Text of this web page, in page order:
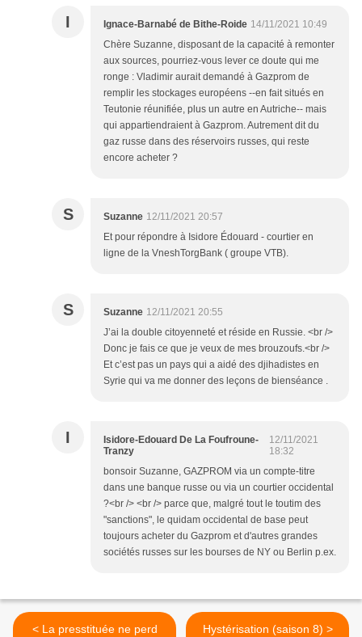
I Ignace-Barnabé de Bithe-Roide 14/11/2021 10:49
Chère Suzanne, disposant de la capacité à remonter
aux sources, pourriez-vous lever ce doute qui me
ronge : Vladimir aurait demandé à Gazprom de
remplir les stockages européens --en fait situés en
Teutonie réunifiée, plus un autre en Autriche-- mais
qui appartiendraient à Gazprom. Autrement dit du
gaz russe dans des réservoirs russes, qui reste
encore acheter ?
S Suzanne 12/11/2021 20:57
Et pour répondre à Isidore Édouard - courtier en
ligne de la VneshTorgBank ( groupe VTB).
S Suzanne 12/11/2021 20:55
J’ai la double citoyenneté et réside en Russie. <br />
Donc je fais ce que je veux de mes brouzoufs.<br />
Et c’est pas un pays qui a aidé des djihadistes en
Syrie qui va me donner des leçons de bienséance .
I
Isidore-Edouard De La Foufroune-
Tranzy
12/11/2021
18:32
bonsoir Suzanne, GAZPROM via un compte-titre
dans une banque russe ou via un courtier occidental
?<br /> <br /> parce que, malgré tout le toutim des
"sanctions", le quidam occidental de base peut
toujours acheter du Gazprom et d'autres grandes
sociétés russes sur les bourses de NY ou Berlin p.ex.
< La presstituée ne perd
Hystérisation (saison 8) >